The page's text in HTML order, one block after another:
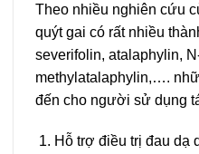
Theo nhiều nghiên cứu
quýt gai có rất nhiều
severifolin, atalaphylin,
methylatalaphylin,….
đến cho người sử dụng
Hỗ trợ điều trị đau dạ